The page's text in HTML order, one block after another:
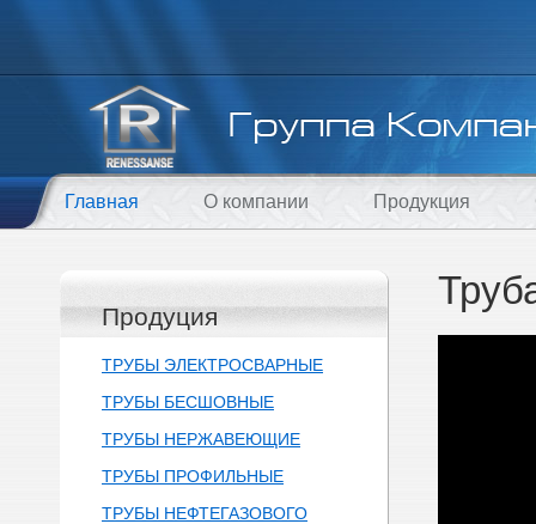
Главная О компании Продукция
Продуция
ТРУБЫ ЭЛЕКТРОСВАРНЫЕ
ТРУБЫ БЕСШОВНЫЕ
ТРУБЫ НЕРЖАВЕЮЩИЕ
ТРУБЫ ПРОФИЛЬНЫЕ
ТРУБЫ НЕФТЕГАЗОВОГО